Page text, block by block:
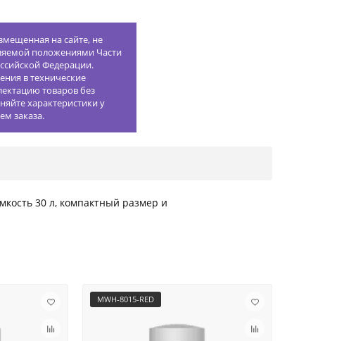
на сайте, не
положениями Части
Федерации.
в технические
товаров без
характеристики у
заказа.
30 л, компактный размер и
MWH-8015-RED